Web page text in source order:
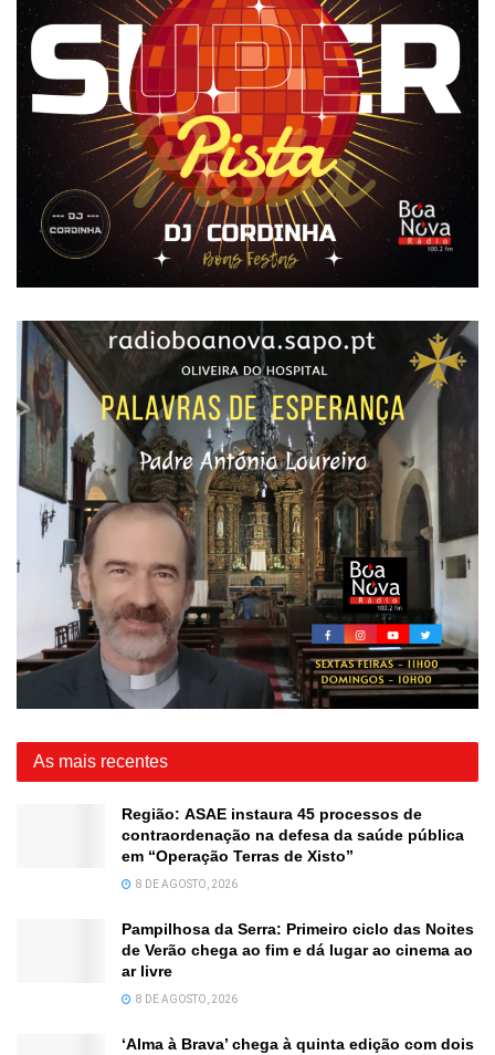
As mais recentes
Região: ASAE instaura 45 processos de
contraordenação na defesa da saúde pública
em “Operação Terras de Xisto”
8 DE AGOSTO, 2026
Pampilhosa da Serra: Primeiro ciclo das Noites
de Verão chega ao fim e dá lugar ao cinema ao
ar livre
8 DE AGOSTO, 2026
‘Alma à Brava’ chega à quinta edição com dois